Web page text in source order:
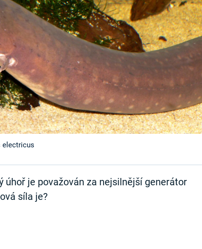
electricus
úhoř je považován za nejsilnější generátor
síla je?